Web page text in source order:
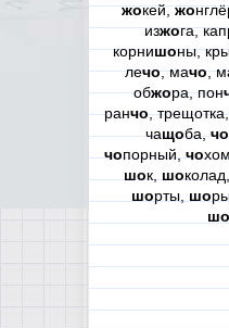
жокей,жо
изжога,
корнишоны,
лечо, мачо,
обжора, пон
ранчо,
чащоба,чо
чопорный,чо
шок, шоколад,
шорты, шо
шо